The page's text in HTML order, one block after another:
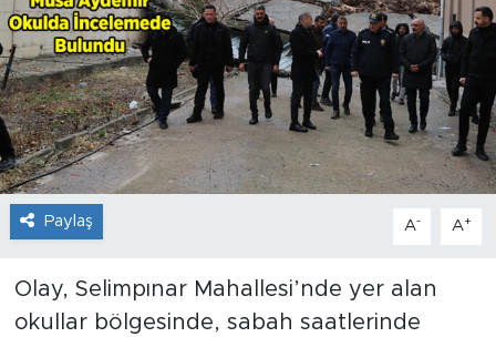
Paylaş A- A+
Olay, Selimpınar Mahallesi’nde yer alan
okullar bölgesinde, sabah saatlerinde